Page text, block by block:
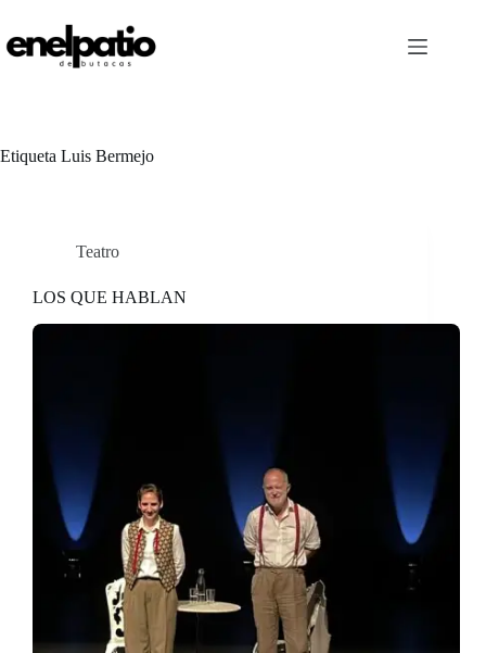
contenido
Etiqueta Luis Bermejo
Teatro
LOS QUE HABLAN